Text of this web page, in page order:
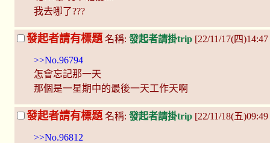
我去哪了???
發起者請有標題 名稱: 發起者請掛trip [22/11/17(四
>>No.96794
怎會忘記那一天
那個是一星期中的最後一天工作天啊
發起者請有標題 名稱: 發起者請掛trip [22/11/18(五
>>No.96812